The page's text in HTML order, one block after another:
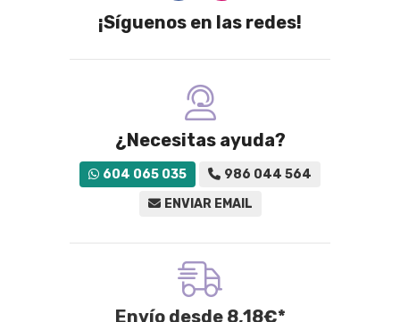
¡Síguenos en las redes!
¿Necesitas ayuda?
604 065 035
986 044 564
ENVIAR EMAIL
Envío desde 8,18€*